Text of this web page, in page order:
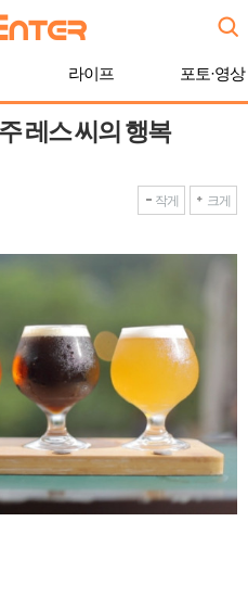
라이프 포토·영상
레스 씨의 행복
작게 크게